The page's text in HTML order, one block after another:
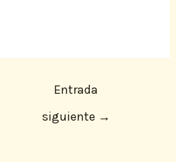
Entrada
siguiente →